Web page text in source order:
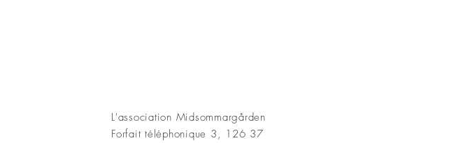
L'association Midsommargården
Forfait téléphonique 3, 126 37